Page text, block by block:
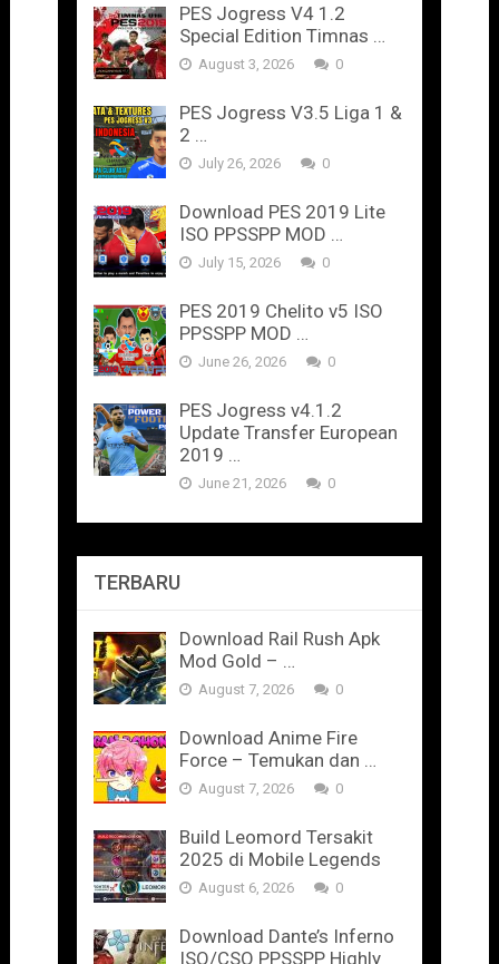
PES Jogress V4 1.2
Special Edition Timnas …
August 3, 2026 0
PES Jogress V3.5 Liga 1 &
2 …
July 26, 2026 0
Download PES 2019 Lite
ISO PPSSPP MOD …
July 15, 2026 0
PES 2019 Chelito v5 ISO
PPSSPP MOD …
June 26, 2026 0
PES Jogress v4.1.2
Update Transfer European
2019 …
June 21, 2026 0
TERBARU
Download Rail Rush Apk
Mod Gold – …
August 7, 2026 0
Download Anime Fire
Force – Temukan dan …
August 7, 2026 0
Build Leomord Tersakit
2025 di Mobile Legends
August 6, 2026 0
Download Dante’s Inferno
ISO/CSO PPSSPP Highly